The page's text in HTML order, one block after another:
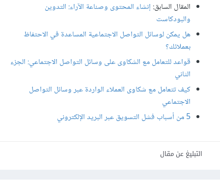
المقال السابق: إنشاء المحتوى وصناعة الآراء: التدوين
والبودكاست
هل يمكن لوسائل التواصل الاجتماعية المساعدة في الاحتفاظ
بعملائك؟
قواعد للتعامل مع الشكاوى على وسائل التواصل الاجتماعي: الجزء
الثاني
كيف تتعامل مع شكاوى العملاء الواردة عبر وسائل التواصل
الاجتماعي
5 من أسباب فشل التسويق عبر البريد الإلكتروني
التبليغ عن مقال